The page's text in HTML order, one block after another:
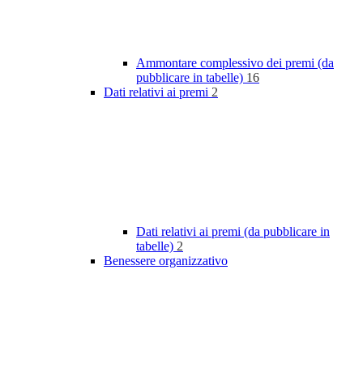
Ammontare complessivo dei premi (da
pubblicare in tabelle) 16
Dati relativi ai premi 2
Dati relativi ai premi (da pubblicare in
tabelle) 2
Benessere organizzativo